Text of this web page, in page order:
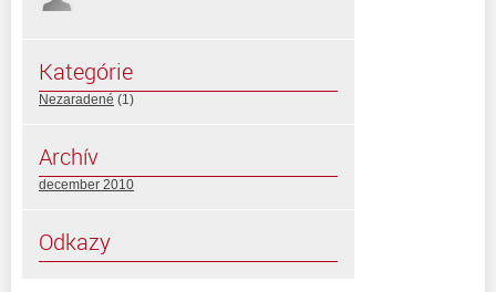
Kategórie
Nezaradené (1)
Archív
december 2010
Odkazy